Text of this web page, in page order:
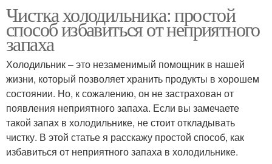
Чистка холодильника: простой
способ избавиться от неприятного
запаха
Холодильник – это незаменимый помощник в нашей
жизни, который позволяет хранить продукты в хорошем
состоянии. Но, к сожалению, он не застрахован от
появления неприятного запаха. Если вы замечаете
такой запах в холодильнике, не стоит откладывать
чистку. В этой статье я расскажу простой способ, как
избавиться от неприятного запаха в холодильнике.